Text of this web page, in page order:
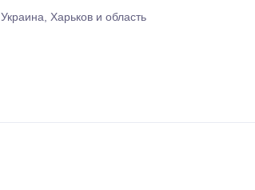
Украина, Харьков и область